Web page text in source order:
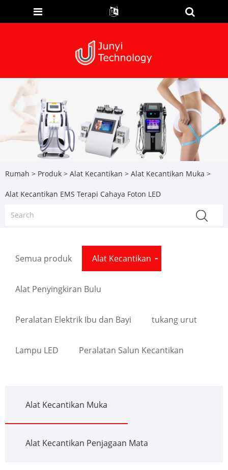
Rumah > Produk > Alat Kecantikan > Alat Kecantikan Muka >
Alat Kecantikan EMS Terapi Cahaya Foton LED
Semua produk Alat Kecantikan
Alat Penyingkiran Bulu
Peralatan Elektrik Ibu dan Bayi tukang urut
Lampu LED Peralatan Salun Kecantikan
Alat Kecantikan Muka
Alat Kecantikan Penjagaan Mata